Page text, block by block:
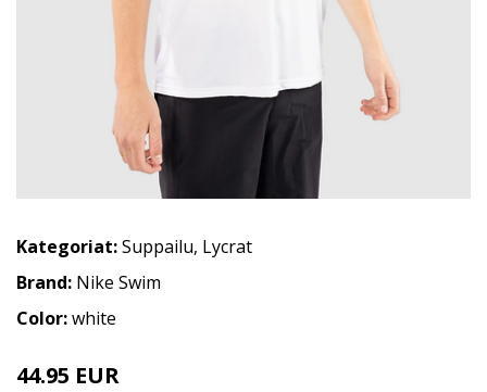
Kategoriat:Suppailu, Lycrat
Brand: Nike Swim
Color:white
44.95 EUR